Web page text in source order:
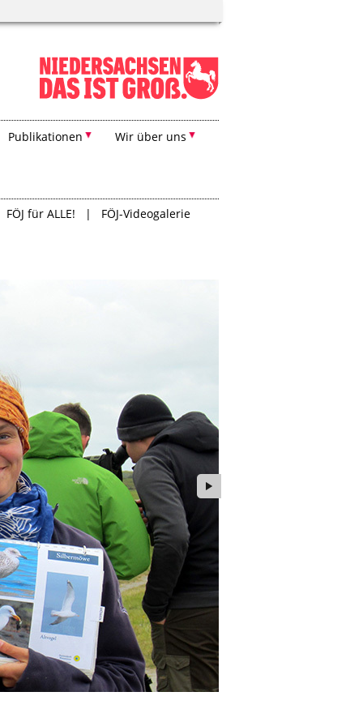
Publikationen Wir über uns
FÖJ für ALLE!
FÖJ-Videogalerie